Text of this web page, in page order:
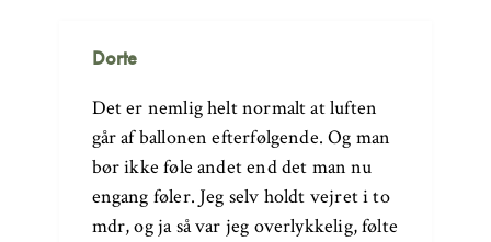
Dorte
Det er nemlig helt normalt at luften
går af ballonen efterfølgende. Og man
bør ikke føle andet end det man nu
engang føler. Jeg selv holdt vejret i to
mdr, og ja så var jeg overlykkelig, følte